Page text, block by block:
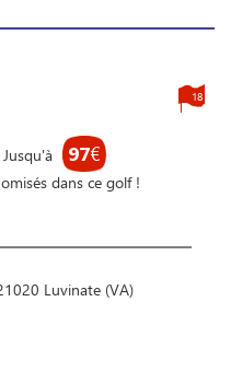
Jusqu'à 97€
dans ce golf !
18
Luvinate (VA)